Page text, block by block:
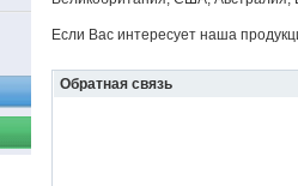
Если Вас интересует наша
Обратная связь